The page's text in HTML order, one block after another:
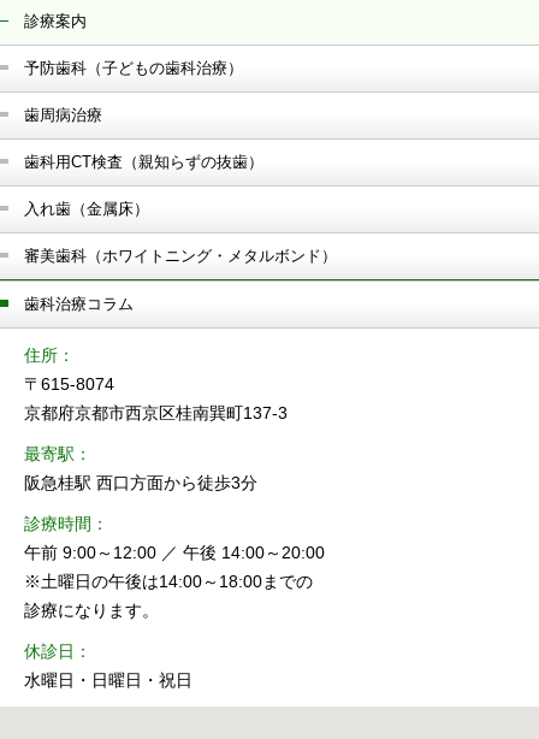
診療案内
予防歯科（子どもの歯科治療）
歯周病治療
歯科用CT検査（親知らずの抜歯）
入れ歯（金属床）
審美歯科（ホワイトニング・メタルボンド）
歯科治療コラム
住所
〒615-8074
京都府京都市西京区桂南巽町137-3
最寄駅
阪急桂駅 西口方面から徒歩3分
診療時間
午前 9:00～12:00 ／ 午後 14:00～20:00
※土曜日の午後は14:00～18:00までの
診療になります。
休診日
水曜日・日曜日・祝日